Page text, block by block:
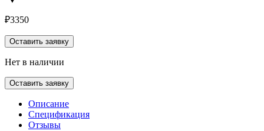
₽3350
Оставить заявку
Нет в наличии
Оставить заявку
Описание
Спецификация
Отзывы